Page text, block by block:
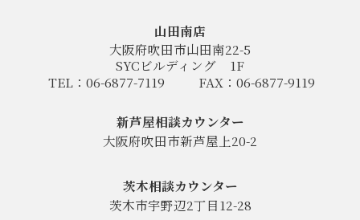
山田南店
大阪府吹田市山田南22-5
SYCビルディング
1F
TEL：06-6877-7119
FAX：06-6877-9119
新芦屋相談カウンター
大阪府吹田市新芦屋上20-2
茨木相談カウンター
茨木市宇野辺2丁目12-28